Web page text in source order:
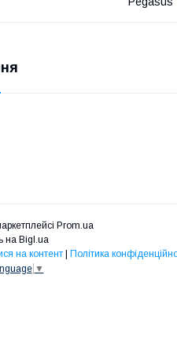
Prom.ua
на Bigl.ua
на контент | Політика
▼